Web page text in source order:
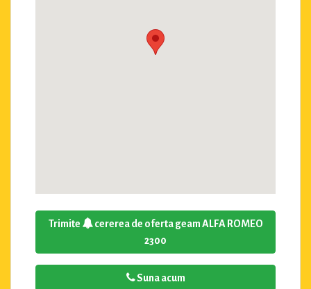
Trimite
cererea de oferta geam ALFA ROMEO
2300
Suna acum